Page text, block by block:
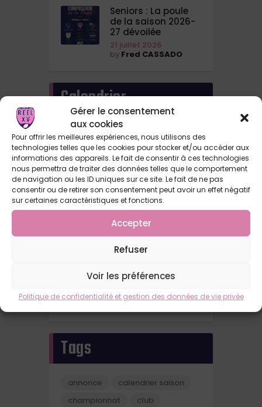
Gérer le consentement
aux cookies
Pour offrir les meilleures expériences, nous utilisons des
technologies telles que les cookies pour stocker et/ou accéder aux
informations des appareils. Le fait de consentir à ces technologies
nous permettra de traiter des données telles que le comportement
de navigation ou les ID uniques sur ce site. Le fait de ne pas
consentir ou de retirer son consentement peut avoir un effet négatif
sur certaines caractéristiques et fonctions.
Accepter
Refuser
Voir les préférences
Politique de confidentialité et gestion des données de vie privée
Seniors : La poule
de la saison 2026-
27 dévoilée
21 juillet 2026
by Fred CASSADO
Calendrier
août 2026
L M M J V S D
1
2
3
4 5 6 7
12 13 14
« Juil
Tags
annonce
calendrier saison
championnat
club